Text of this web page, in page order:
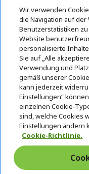
Kostenloser
Versand
© 2026 Acer Inc.
CPYou BV ist der
Produkte und
werden.
Wir verwenden
die Navigation auf
Benutzerstatistiken
Website
personalisierte
Sie auf „Alle
Verwendung und
gemäß unserer
kann jederzeit
Einstellungen“
einzelnen Cookie-
sind, welche Cookies
Einstellungen ändern
Cookie-Richtlinie.